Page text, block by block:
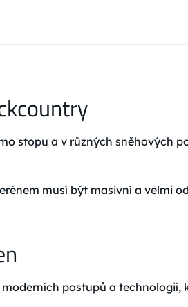
stopu a v různých sněhových
musí být masivní a velmi
postupů a technologií,